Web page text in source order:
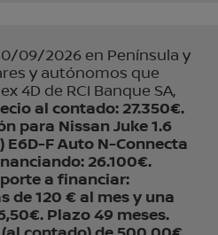
09/2026 en Península y
y autónomos que
4D de RCI Banque SA,
al contado: 27.350€.
para Nissan Juke 1.6
E6D-F Auto N-Connecta
26.100€.
a financiar:
de 120 € al mes y una
Plazo 49 meses.